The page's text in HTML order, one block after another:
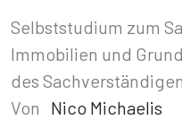
Selbststudium zum
Immobilien und
des
Von
Nico Michaelis